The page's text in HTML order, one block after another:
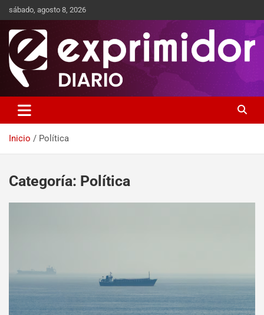
sábado, agosto 8, 2026
Exprimidor media
Inicio Política
Categoría: Política